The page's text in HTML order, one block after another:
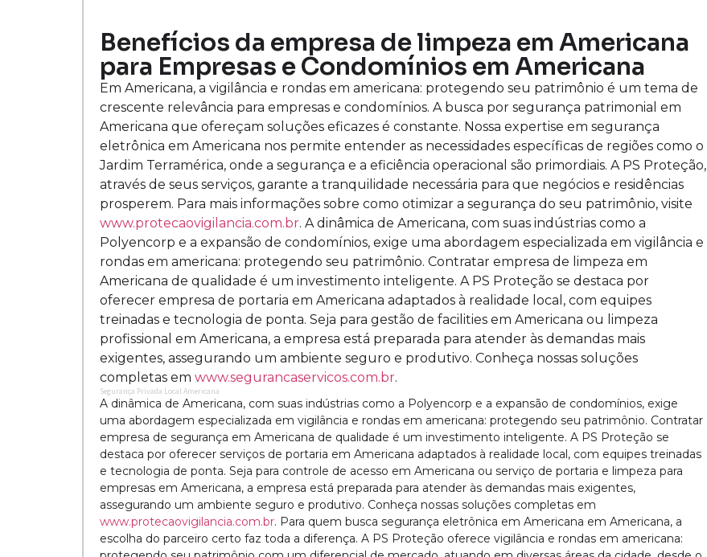
Benefícios da empresa de limpeza em Americana
para Empresas e Condomínios em Americana
Em Americana, a vigilância e rondas em americana: protegendo seu patrimônio é um tema de
crescente relevância para empresas e condomínios. A busca por segurança patrimonial em
Americana que ofereçam soluções eficazes é constante. Nossa expertise em segurança
eletrônica em Americana nos permite entender as necessidades específicas de regiões como o
Jardim Terramérica, onde a segurança e a eficiência operacional são primordiais. A PS Proteção,
através de seus serviços, garante a tranquilidade necessária para que negócios e residências
prosperem. Para mais informações sobre como otimizar a segurança do seu patrimônio, visite
www.protecaovigilancia.com.br. A dinâmica de Americana, com suas indústrias como a
Polyencorp e a expansão de condomínios, exige uma abordagem especializada em vigilância e
rondas em americana: protegendo seu patrimônio. Contratar empresa de limpeza em
Americana de qualidade é um investimento inteligente. A PS Proteção se destaca por
oferecer empresa de portaria em Americana adaptados à realidade local, com equipes
treinadas e tecnologia de ponta. Seja para gestão de facilities em Americana ou limpeza
profissional em Americana, a empresa está preparada para atender às demandas mais
exigentes, assegurando um ambiente seguro e produtivo. Conheça nossas soluções
completas em www.segurancaservicos.com.br.
Segurança Privada Local Americana
A dinâmica de Americana, com suas indústrias como a Polyencorp e a expansão de condomínios, exige
uma abordagem especializada em vigilância e rondas em americana: protegendo seu patrimônio. Contratar
empresa de segurança em Americana de qualidade é um investimento inteligente. A PS Proteção se
destaca por oferecer serviços de portaria em Americana adaptados à realidade local, com equipes treinadas
e tecnologia de ponta. Seja para controle de acesso em Americana ou serviço de portaria e limpeza para
empresas em Americana, a empresa está preparada para atender às demandas mais exigentes,
assegurando um ambiente seguro e produtivo. Conheça nossas soluções completas em
www.protecaovigilancia.com.br. Para quem busca segurança eletrônica em Americana em Americana, a
escolha do parceiro certo faz toda a diferença. A PS Proteção oferece vigilância e rondas em americana: